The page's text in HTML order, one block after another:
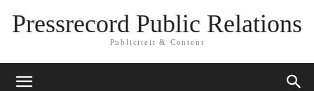
Pressrecord Public Relations
Publiciteit & Content